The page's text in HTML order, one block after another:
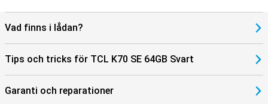
Vad finns i lådan?
Tips och tricks för TCL K70 SE 64GB Svart
Garanti och reparationer